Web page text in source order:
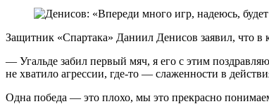
Защитник «Спартака» Даниил Денисов заявил, что в
— Угальде забил первый мяч, я его с этим
не хватило агрессии, где‑то — слаженности в
Одна победа — это плохо, мы это прекрасно